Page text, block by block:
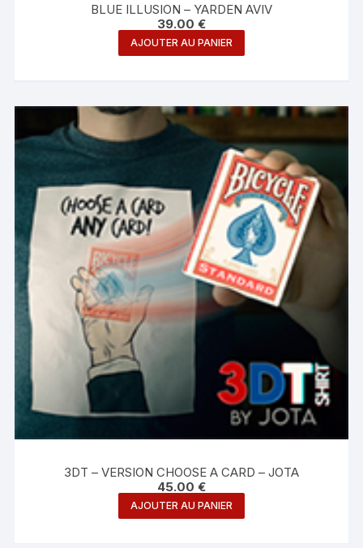
BLUE ILLUSION – YARDEN AVIV
39.00 €
AJOUTER AU PANIER
3DT – VERSION CHOOSE A CARD – JOTA
45.00 €
AJOUTER AU PANIER